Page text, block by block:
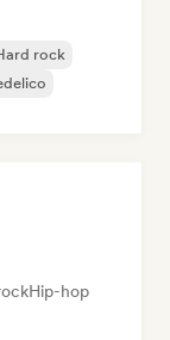
rock
Hip-hop